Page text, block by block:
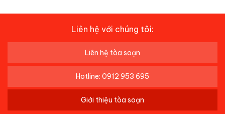
Liên hệ với chúng tôi:
Liên hệ tòa soạn
Hotline: 0912 953 695
Giới thiệu tòa soạn